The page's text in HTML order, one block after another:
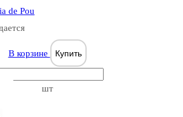
de Pou
В корзине Купить
шт